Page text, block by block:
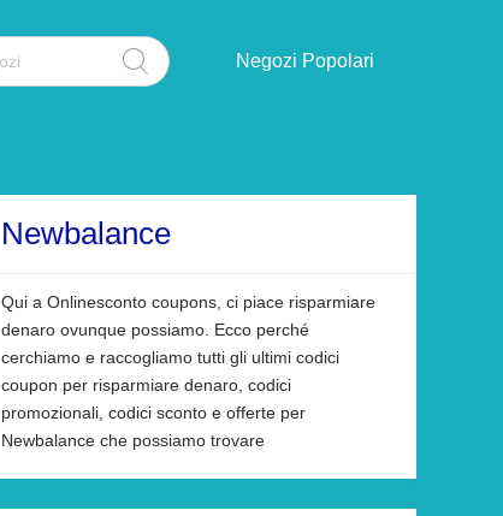
Negozi Popolari
Newbalance
Qui a Onlinesconto coupons, ci piace risparmiare
denaro ovunque possiamo. Ecco perché
cerchiamo e raccogliamo tutti gli ultimi codici
coupon per risparmiare denaro, codici
promozionali, codici sconto e offerte per
Newbalance che possiamo trovare